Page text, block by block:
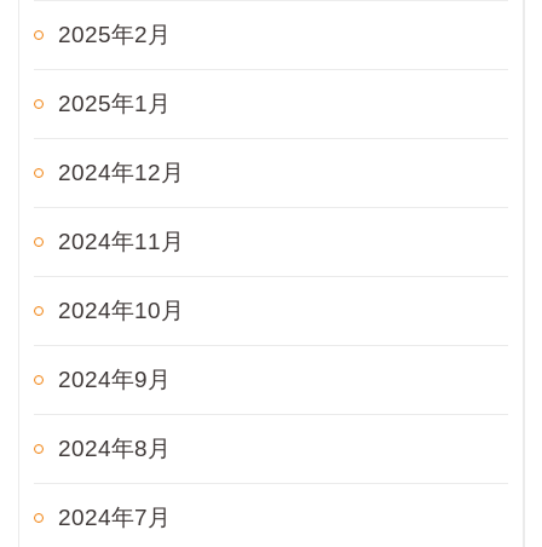
2025年2月
2025年1月
2024年12月
2024年11月
2024年10月
2024年9月
2024年8月
2024年7月